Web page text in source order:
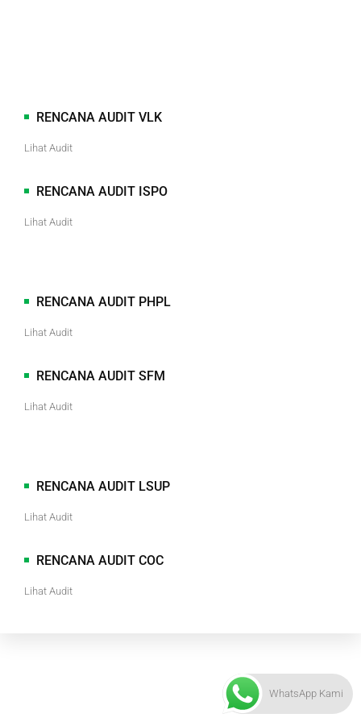
RENCANA AUDIT VLK
Lihat Audit
RENCANA AUDIT ISPO
Lihat Audit
RENCANA AUDIT PHPL
Lihat Audit
RENCANA AUDIT SFM
Lihat Audit
RENCANA AUDIT LSUP
Lihat Audit
RENCANA AUDIT COC
Lihat Audit
WhatsApp Kami